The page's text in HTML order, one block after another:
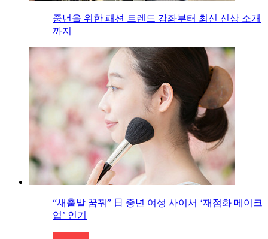
중년을 위한 패션 트렌드 강좌부터 최신 신상 소개
까지
“새출발 꿈꿔” 日 중년 여성 사이서 ‘재점화 메이크
업’ 인기